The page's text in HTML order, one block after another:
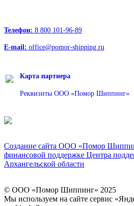
Телефон: 8 800 101-96-89
E-mail: office@pomor-shipping.ru
Карта партнера
Реквизиты ООО «Помор Шиппинг»
Создание сайта ООО «Помор
финансовой поддержке Центра
Архангельской области
© ООО «Помор Шиппинг» 2025
Вверх
Мы используем на сайте сервис